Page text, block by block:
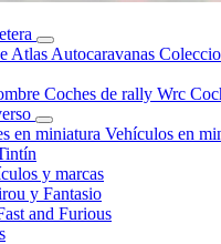
Atlas Autocaravanas
Coches de rally Wrc
en miniatura Vehículos en
y marcas
y Fantasio
and Furious